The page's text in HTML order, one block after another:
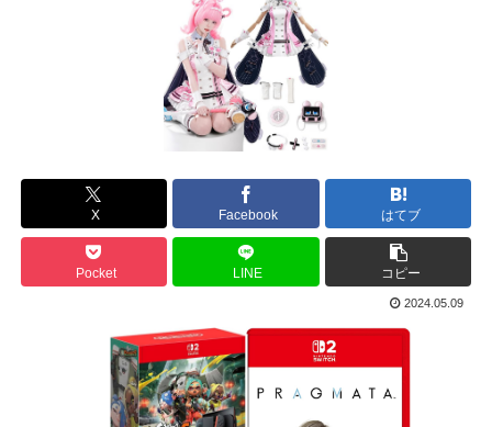
X Facebook はてブ
Pocket LINE コピー
2024.05.09